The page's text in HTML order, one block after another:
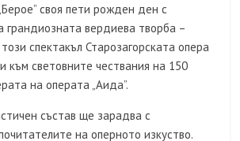
своя пети рожден ден с
грандиозната вердиева творба –
спектакъл Старозагорската опера
към световните чествания на 150
на операта „Аида”.
състав ще зарадва с
на оперното изкуство.